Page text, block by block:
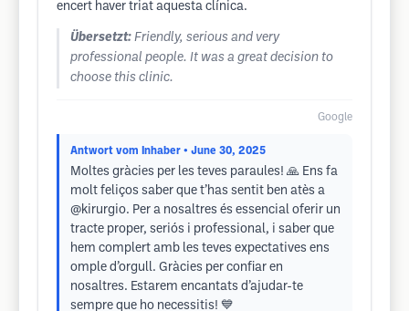
encert haver triat aquesta clínica.
Übersetzt: Friendly, serious and very
professional people. It was a great decision to
choose this clinic.
Google
Antwort vom Inhaber • June 30, 2025
Moltes gràcies per les teves paraules! 🙏 Ens fa
molt feliços saber que t’has sentit ben atès a
@kirurgio. Per a nosaltres és essencial oferir un
tracte proper, seriós i professional, i saber que
hem complert amb les teves expectatives ens
omple d’orgull. Gràcies per confiar en
nosaltres. Estarem encantats d’ajudar-te
sempre que ho necessitis! 💙